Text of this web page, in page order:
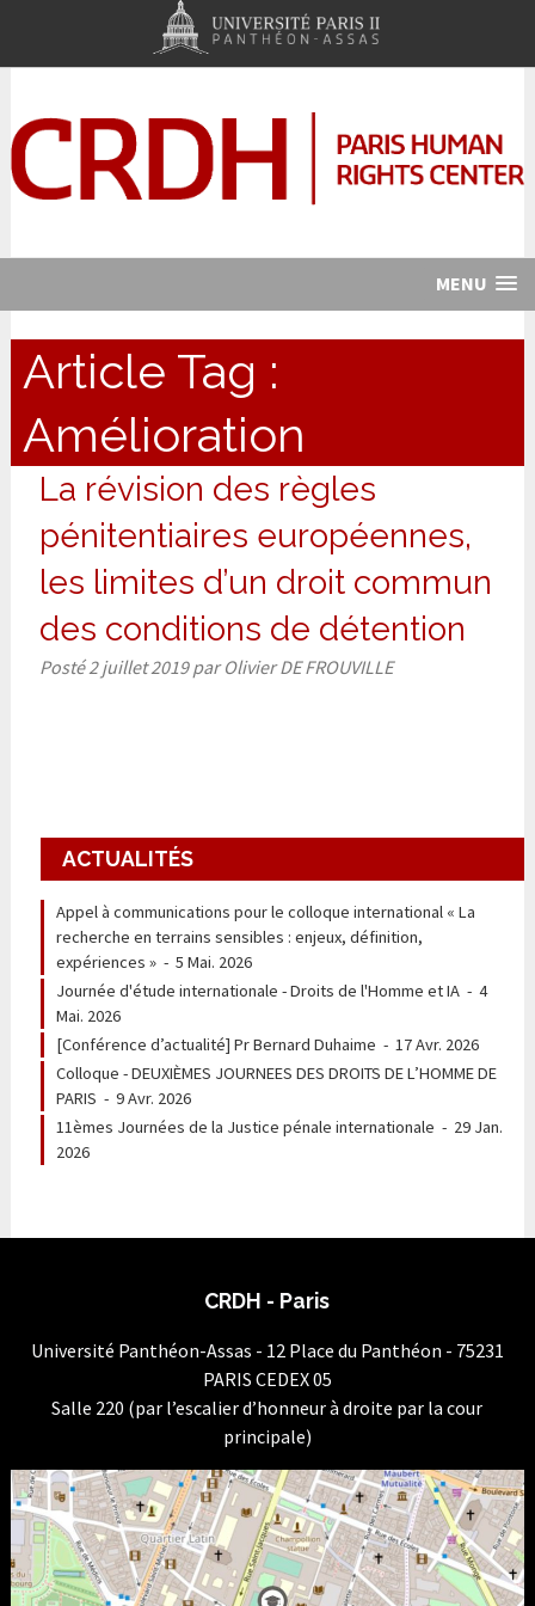
MENU
Article Tag :
Amélioration
La révision des règles
pénitentiaires européennes,
les limites d’un droit commun
des conditions de détention
Posté2 juillet 2019 par Olivier DE FROUVILLE
ACTUALITÉS
Appel à communications pour le colloque international « La
recherche en terrains sensibles : enjeux, définition,
expériences »- 5 Mai. 2026
Journée d'étude internationale - Droits de l'Homme et IA- 4
Mai. 2026
[Conférence d’actualité] Pr Bernard Duhaime - 17 Avr. 2026
Colloque - DEUXIÈMES JOURNEES DES DROITS DE L’HOMME DE
PARIS - 9 Avr. 2026
11èmes Journées de la Justice pénale internationale - 29 Jan.
2026
CRDH - Paris
Université Panthéon-Assas - 12 Place du Panthéon - 75231
PARIS CEDEX 05
Salle 220 (par l’escalier d’honneur à droite par la cour
principale)